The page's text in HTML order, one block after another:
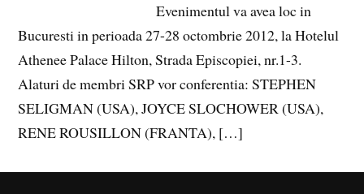
Evenimentul va avea loc in
Bucuresti in perioada 27-28 octombrie 2012, la Hotelul
Athenee Palace Hilton, Strada Episcopiei, nr.1-3.
Alaturi de membri SRP vor conferentia: STEPHEN
SELIGMAN (USA), JOYCE SLOCHOWER (USA),
RENE ROUSILLON (FRANTA), […]